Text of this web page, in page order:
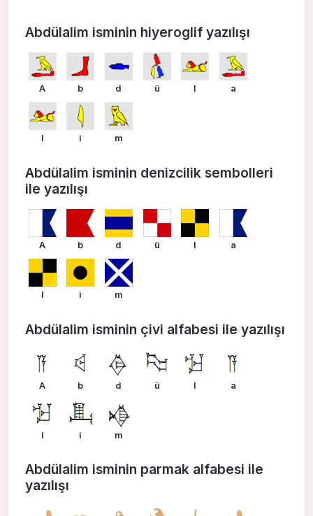
Abdülalim isminin hiyeroglif yazılışı
A b d ü l a
l i m
Abdülalim isminin denizcilik sembolleri
ile yazılışı
A b d ü l a
l i m
Abdülalim isminin çivi alfabesi ile yazılışı
A b d ü l a
l i m
Abdülalim isminin parmak alfabesi ile
yazılışı